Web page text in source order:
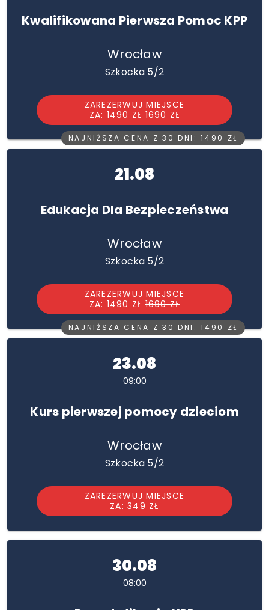
Kwalifikowana Pierwsza Pomoc KPP
Wrocław
Szkocka 5/2
ZAREZERWUJ MIEJSCE
ZA: 1490 ZŁ1690 ZŁ
NAJNIŻSZA CENA Z 30 DNI: 1490 ZŁ
21.08
Edukacja Dla Bezpieczeństwa
Wrocław
Szkocka 5/2
ZAREZERWUJ MIEJSCE
ZA: 1490 ZŁ1690 ZŁ
NAJNIŻSZA CENA Z 30 DNI: 1490 ZŁ
23.08
09:00
Kurs pierwszej pomocy dzieciom
Wrocław
Szkocka 5/2
ZAREZERWUJ MIEJSCE
ZA: 349 ZŁ
30.08
08:00